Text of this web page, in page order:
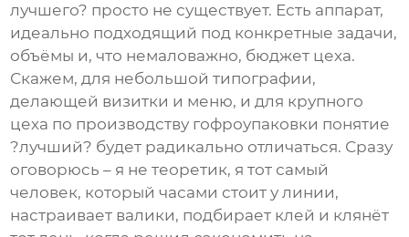
лучшего? просто не существует. Есть аппарат,
идеально подходящий под конкретные задачи,
объёмы и, что немаловажно, бюджет цеха.
Скажем, для небольшой типографии,
делающей визитки и меню, и для крупного
цеха по производству гофроупаковки понятие
?лучший? будет радикально отличаться. Сразу
оговорюсь – я не теоретик, я тот самый
человек, который часами стоит у линии,
настраивает валики, подбирает клей и клянёт